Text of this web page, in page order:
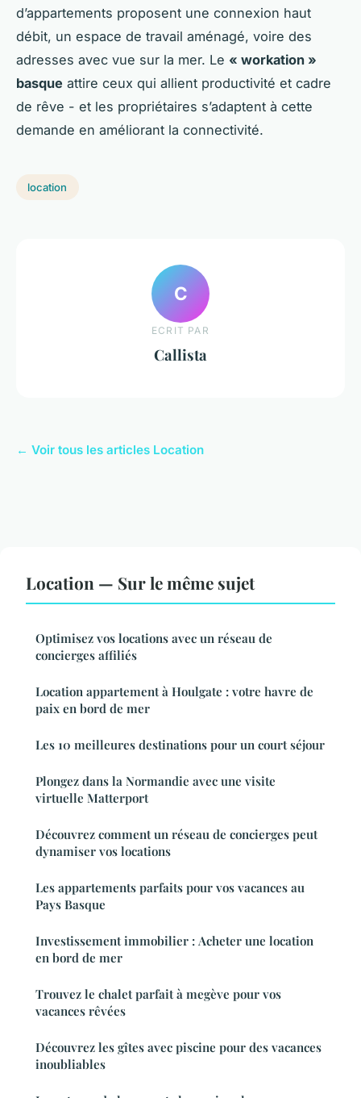
d’appartements proposent une connexion haut
débit, un espace de travail aménagé, voire des
adresses avec vue sur la mer. Le « workation »
basque attire ceux qui allient productivité et cadre
de rêve - et les propriétaires s’adaptent à cette
demande en améliorant la connectivité.
location
C
ECRIT PAR
Callista
← Voir tous les articles Location
Location — Sur le même sujet
Optimisez vos locations avec un réseau de
concierges affiliés
Location appartement à Houlgate : votre havre de
paix en bord de mer
Les 10 meilleures destinations pour un court séjour
Plongez dans la Normandie avec une visite
virtuelle Matterport
Découvrez comment un réseau de concierges peut
dynamiser vos locations
Les appartements parfaits pour vos vacances au
Pays Basque
Investissement immobilier : Acheter une location
en bord de mer
Trouvez le chalet parfait à megève pour vos
vacances rêvées
Découvrez les gîtes avec piscine pour des vacances
inoubliables